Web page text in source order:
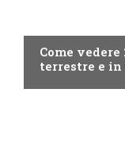
Come
terrestre e